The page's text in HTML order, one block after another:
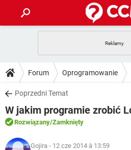
GRY
SPOTIFY
INSTAGRAM
WINDOWS 10
PORADY
PlayStation
SPOTIFY
INSTAGRAM
DO POBRANIA
ANDROID
GRY
IOS
FORUM
COVID-19
ARTYKUŁY
Forum Oprogramowanie
Poprzedni Temat
W jakim programie zrobić
Rozwiązany/Zamknięty
Gojira - 12 cze 2014 à 13:59